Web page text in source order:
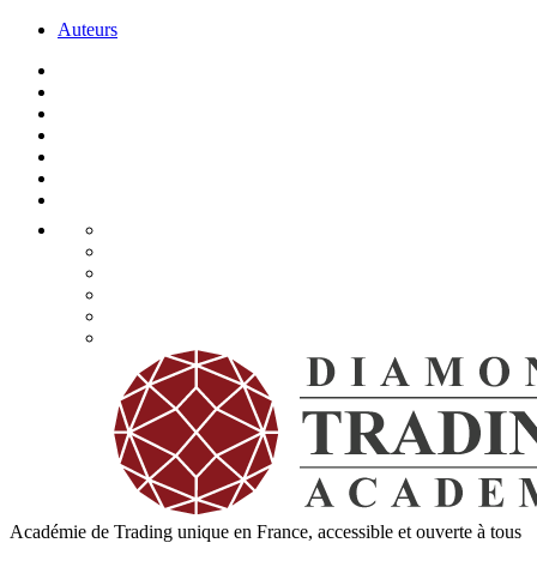
Auteurs
Académie de Trading unique en France, accessible et ouverte à tous